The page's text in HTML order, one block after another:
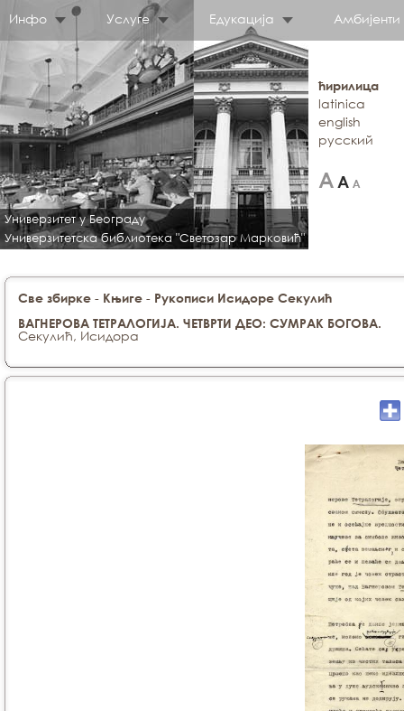
Инфо Услуге Едукација Амбијенти
Универзитет у Београду
Универзитетска библиотека "Светозар Марковић"
ћирилица
latinica
english
русский
Све збирке - Књиге - Рукописи Исидоре Секулић
ВАГНЕРОВА ТЕТРАЛОГИЈА. ЧЕТВРТИ ДЕО: СУМРАК БОГОВА.
Секулић, Исидора